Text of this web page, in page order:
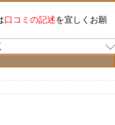
口コミの記述を宜しくお願